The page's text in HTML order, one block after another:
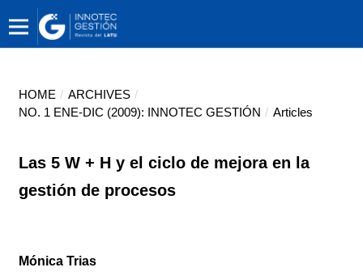
HOME / ARCHIVES /
NO. 1 ENE-DIC (2009): INNOTEC GESTIÓN / Articles
Las 5 W + H y el ciclo de mejora en la
gestión de procesos
Mónica Trias